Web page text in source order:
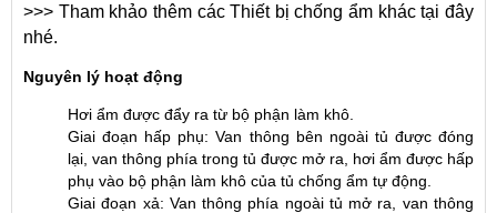
>>> Tham khảo thêm các Thiết bị chống ẩm khác tại đây
nhé.
Nguyên lý hoạt động
Hơi ẩm được đẩy ra từ bộ phận làm khô.
Giai đoạn hấp phụ: Van thông bên ngoài tủ được đóng
lại, van thông phía trong tủ được mở ra, hơi ẩm được hấp
phụ vào bộ phận làm khô của tủ chống ẩm tự động.
Giai đoạn xả: Van thông phía ngoài tủ mở ra, van thông